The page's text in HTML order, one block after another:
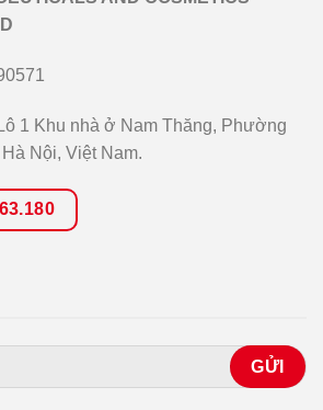
1 Khu nhà ở Nam Thăng, Phường
Nội, Việt Nam.